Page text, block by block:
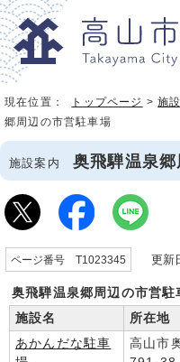
現在位置： トップページ >施
郷周辺の市営駐車場
施設案内 奥飛騨温泉
ページ番号 T1023345 更新
奥飛騨温泉郷周辺の市営駐
施設名
所在地
あかんだな駐車
高山市